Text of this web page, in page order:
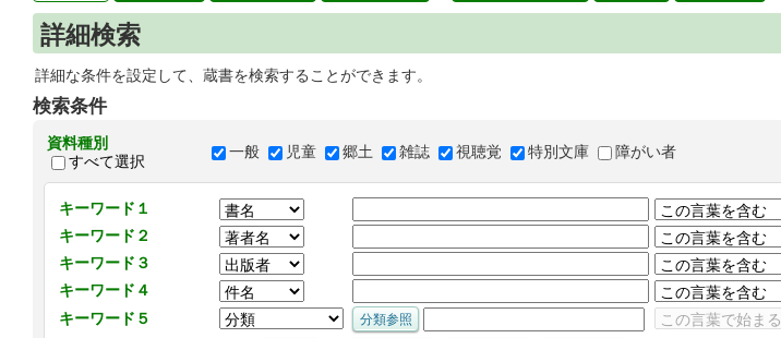
詳細検索
詳細な条件を設定して、蔵書を検索することができます。
検索条件
資料種別
すべて選択
一般 児童 郷土 雑誌 視聴覚 特別文庫 障がい者
キーワード１
キーワード２
キーワード３
キーワード４
キーワード５